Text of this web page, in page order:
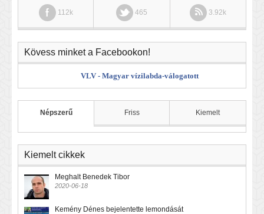
112k 465 3.92k
Kövess minket a Facebookon!
VLV - Magyar vízilabda-válogatott
Népszerű Friss Kiemelt
Kiemelt cikkek
Meghalt Benedek Tibor
2020-06-18
Kemény Dénes bejelentette lemondását